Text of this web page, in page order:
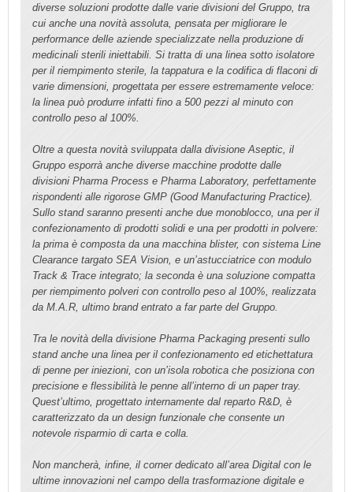
diverse soluzioni prodotte dalle varie divisioni del Gruppo, tra
cui anche una novità assoluta, pensata per migliorare le
performance delle aziende specializzate nella produzione di
medicinali sterili iniettabili. Si tratta di una linea sotto isolatore
per il riempimento sterile, la tappatura e la codifica di flaconi di
varie dimensioni, progettata per essere estremamente veloce:
la linea può produrre infatti fino a 500 pezzi al minuto con
controllo peso al 100%.
Oltre a questa novità sviluppata dalla divisione Aseptic, il
Gruppo esporrà anche diverse macchine prodotte dalle
divisioni Pharma Process e Pharma Laboratory, perfettamente
rispondenti alle rigorose GMP (Good Manufacturing Practice).
Sullo stand saranno presenti anche due monoblocco, una per il
confezionamento di prodotti solidi e una per prodotti in polvere:
la prima è composta da una macchina blister, con sistema Line
Clearance targato SEA Vision, e un’astucciatrice con modulo
Track & Trace integrato; la seconda è una soluzione compatta
per riempimento polveri con controllo peso al 100%, realizzata
da M.A.R, ultimo brand entrato a far parte del Gruppo.
Tra le novità della divisione Pharma Packaging presenti sullo
stand anche una linea per il confezionamento ed etichettatura
di penne per iniezioni, con un’isola robotica che posiziona con
precisione e flessibilità le penne all’interno di un paper tray.
Quest’ultimo, progettato internamente dal reparto R&D, è
caratterizzato da un design funzionale che consente un
notevole risparmio di carta e colla.
Non mancherà, infine, il corner dedicato all’area Digital con le
ultime innovazioni nel campo della trasformazione digitale e